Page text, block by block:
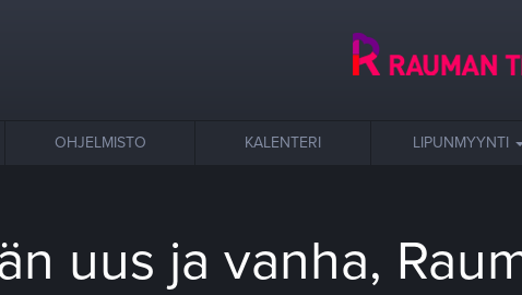
OHJELMISTO KALENTERI LIPUNMYYNTI
uus ja vanha,